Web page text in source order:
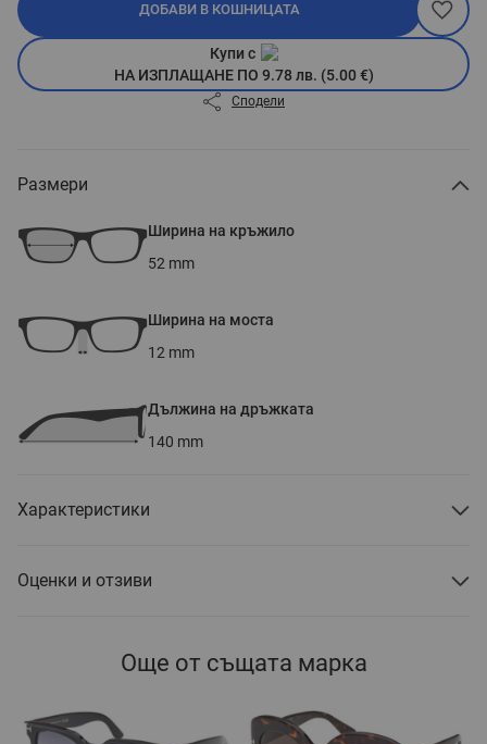
ДОБАВИ В КОШНИЦАТА
Купи с
НА ИЗПЛАЩАНЕ ПО 9.78 лв. (5.00 €)
Сподели
Размери
Ширина на кръжило
52 mm
Ширина на моста
12 mm
Дължина на дръжката
140 mm
Характеристики
Оценки и отзиви
Още от същата марка